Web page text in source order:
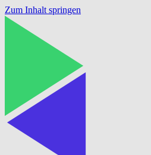
Zum Inhalt springen